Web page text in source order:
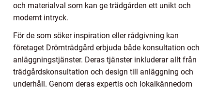
och materialval som kan ge trädgården ett unikt och
modernt intryck.
För de som söker inspiration eller rådgivning kan
företaget Drömträdgård erbjuda både konsultation och
anläggningstjänster. Deras tjänster inkluderar allt från
trädgårdskonsultation och design till anläggning och
underhåll. Genom deras expertis och lokalkännedom